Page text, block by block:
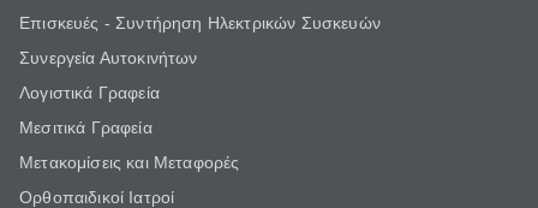
Επισκευές - Συντήρηση Ηλεκτρικών Συσκευών
Συνεργεία Αυτοκινήτων
Λογιστικά Γραφεία
Μεσιτικά Γραφεία
Μετακομίσεις και Μεταφορές
Ορθοπαιδικοί Ιατροί